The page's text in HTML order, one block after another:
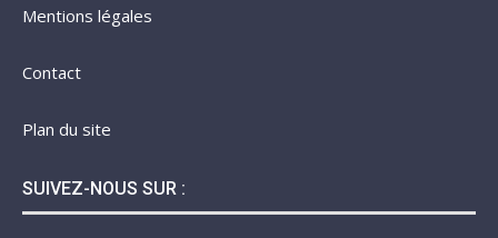
Mentions légales
Contact
Plan du site
SUIVEZ-NOUS SUR :